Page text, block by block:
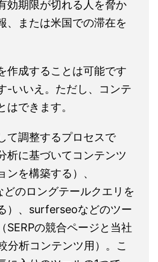
効期限が切れる人を脅か
、または米国での滞在を
作成することは可能です
-いいえ。ただし、コンテ
はできます。
て調整するプロセスで
析に基づいてコンテンツ
を構築する）、
のロングテールクエリを
）、surferseoなどのツー
SERPの競合ページと当社
分析コンテンツ用）。こ